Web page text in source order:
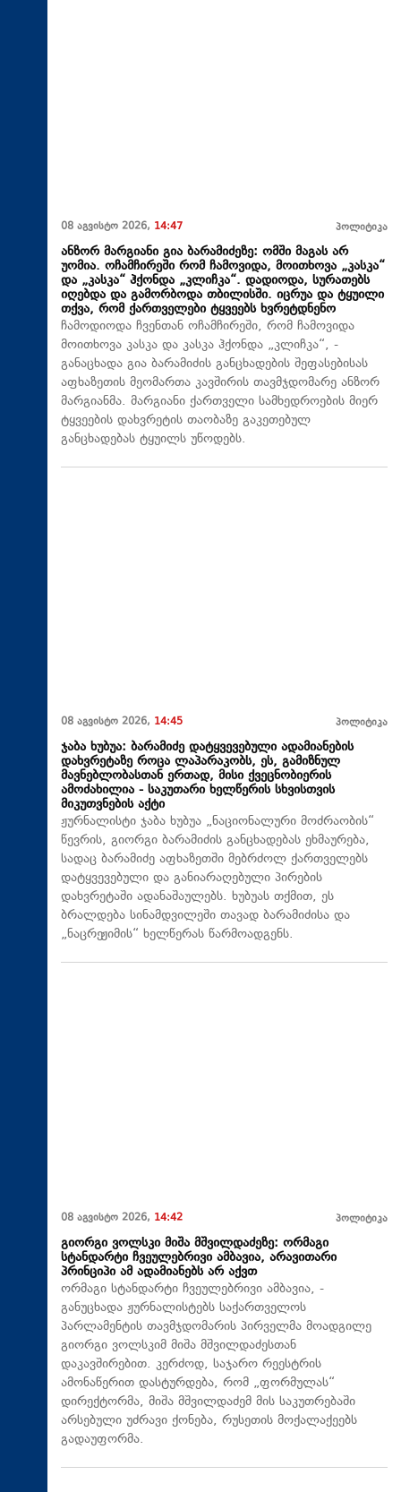
08 აგვისტო 2026, 14:47 პოლიტიკა
ანზორ მარგიანი გია ბარამიძეზე: ომში მაგას არ
უომია. ოჩამჩირეში რომ ჩამოვიდა, მოითხოვა „კასკა“
და „კასკა“ ჰქონდა „კლიჩკა“. დადიოდა, სურათებს
იღებდა და გამორბოდა თბილისში. იცრუა და ტყუილი
თქვა, რომ ქართველები ტყვეებს ხვრეტდნენო
ჩამოდიოდა ჩვენთან ოჩამჩირეში, რომ ჩამოვიდა
მოითხოვა კასკა და კასკა ჰქონდა „კლიჩკა“, -
განაცხადა გია ბარამიძის განცხადების შეფასებისას
აფხაზეთის მეომართა კავშირის თავმჯდომარე ანზორ
მარგიანმა. მარგიანი ქართველი სამხედროების მიერ
ტყვეების დახვრეტის თაობაზე გაკეთებულ
განცხადებას ტყუილს უწოდებს.
08 აგვისტო 2026, 14:45 პოლიტიკა
ჯაბა ხუბუა: ბარამიძე დატყვევებული ადამიანების
დახვრეტაზე როცა ლაპარაკობს, ეს, გამიზნულ
მავნებლობასთან ერთად, მისი ქვეცნობიერის
ამოძახილია - საკუთარი ხელწერის სხვისთვის
მიკუთვნების აქტი
ჟურნალისტი ჯაბა ხუბუა „ნაციონალური მოძრაობის“
წევრის, გიორგი ბარამიძის განცხადებას ეხმაურება,
სადაც ბარამიძე აფხაზეთში მებრძოლ ქართველებს
დატყვევებული და განიარაღებული პირების
დახვრეტაში ადანაშაულებს. ხუბუას თქმით, ეს
ბრალდება სინამდვილეში თავად ბარამიძისა და
„ნაცრეჟიმის“ ხელწერას წარმოადგენს.
08 აგვისტო 2026, 14:42 პოლიტიკა
გიორგი ვოლსკი მიშა მშვილდაძეზე: ორმაგი
სტანდარტი ჩვეულებრივი ამბავია, არავითარი
პრინციპი ამ ადამიანებს არ აქვთ
ორმაგი სტანდარტი ჩვეულებრივი ამბავია, -
განუცხადა ჟურნალისტებს საქართველოს
პარლამენტის თავმჯდომარის პირველმა მოადგილე
გიორგი ვოლსკიმ მიშა მშვილდაძესთან
დაკავშირებით. კერძოდ, საჯარო რეესტრის
ამონაწერით დასტურდება, რომ „ფორმულას“
დირექტორმა, მიშა მშვილდაძემ მის საკუთრებაში
არსებული უძრავი ქონება, რუსეთის მოქალაქეებს
გადაუფორმა.